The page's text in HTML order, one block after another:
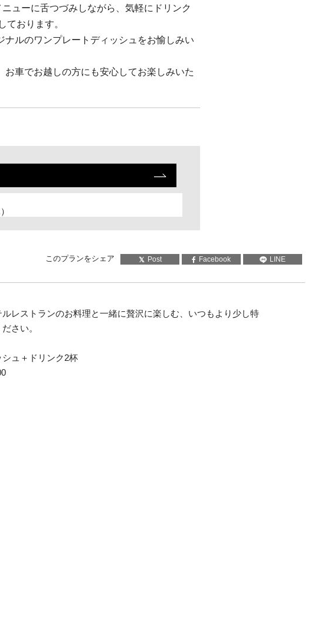
ューに舌つづみしながら、気軽にドリンク
ております。
ルのワンプレートディッシュをお愉しみい
車でお越しの方にも安心してお楽しみいた
このプランをシェア Post Facebook LINE
レストランのお料理と一緒に贅沢に楽しむ、いつもより少し特
さい。
ュ＋ドリンク2杯